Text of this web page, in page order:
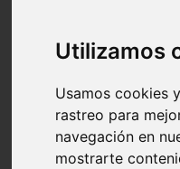
Utilizamos
Usamos cookies
rastreo para
navegación en
mostrarte
Santa-cruz-de-tenerife
Cantabria - suances
Granada - monachil
Huesca - isábena
Huesca - alquézar
Huesca - castejón-de-